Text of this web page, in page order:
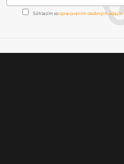
Súhlasím sospracovaním osobných údajov